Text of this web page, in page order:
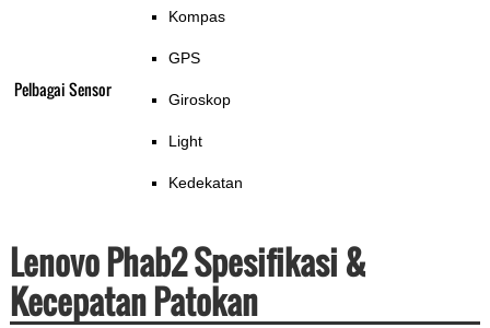
Pelbagai Sensor
Kompas
GPS
Giroskop
Light
Kedekatan
Lenovo Phab2 Spesifikasi &
Kecepatan Patokan